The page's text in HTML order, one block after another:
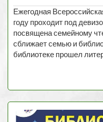
Ежегодная
году проходит под
посвящена семейному
сближает семью и
библиотеке прошел